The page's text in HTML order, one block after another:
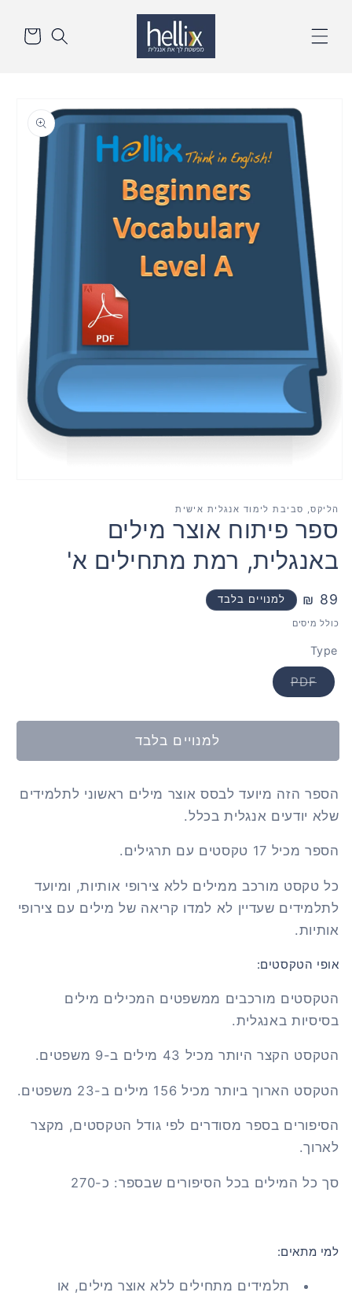
לתוכן
סל
הקניות
לנתונים
אודות
המוצר
הליקס, סביבת לימוד אנגלית אישית
ספר פיתוח אוצר מילים
באנגלית, רמת מתחילים א'
מחיר
רגיל
89 ₪ למנויים בלבד
כולל מיסים
Type
PDF
Translation
missing:
למנויים בלבד
הספר הזה מיועד לבסס אוצר מילים ראשוני לתלמידים
שלא יודעים אנגלית בכלל.
הספר מכיל 17 טקסטים עם תרגילים.
כל טקסט מורכב ממילים ללא צירופי אותיות, ומיועד
לתלמידים שעדיין לא למדו קריאה של מילים עם צירופי
אותיות.
אופי הטקסטים:
הטקסטים מורכבים ממשפטים המכילים מילים
בסיסיות באנגלית.
הטקסט הקצר היותר מכיל 43 מילים ב-9 משפטים.
הטקסט הארוך ביותר מכיל 156 מילים ב-23 משפטים.
הסיפורים בספר מסודרים לפי גודל הטקסטים, מקצר
לארוך.
סך כל המילים בכל הסיפורים שבספר: כ-270
למי מתאים:
תלמידים מתחילים ללא אוצר מילים, או